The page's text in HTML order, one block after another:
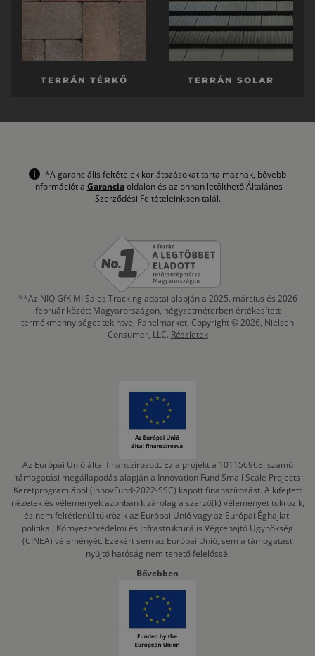
TERRÁN TÉRKŐ TERRÁN SOLAR
*A garanciális feltételek korlátozásokat tartalmaznak, bővebb
információt a Garanciaoldalon és az onnan letölthető Általános
Szerződési Feltételeinkben talál.
**Az NIQ GfK MI Sales Tracking adatai alapján a 2025. március és 2026
február között Magyarországon, négyzetméterben értékesített
termékmennyiséget tekintve, Panelmarket, Copyright © 2026, Nielsen
Consumer, LLC. Részletek
Az Európai Unió által finanszírozott. Ez a projekt a 101156968. számú
támogatási megállapodás alapján a Innovation Fund Small Scale Projects
Keretprogramjából (InnovFund-2022-SSC) kapott finanszírozást. A kifejtett
nézetek és vélemények azonban kizárólag a szerző(k) véleményét tükrözik,
és nem feltétlenül tükrözik az Európai Unió vagy az Európai Éghajlat-
politikai, Környezetvédelmi és Infrastrukturális Végrehajtó Ügynökség
(CINEA) véleményét. Ezekért sem az Európai Unió, sem a támogatást
nyújtó hatóság nem tehető felelőssé.
Bővebben